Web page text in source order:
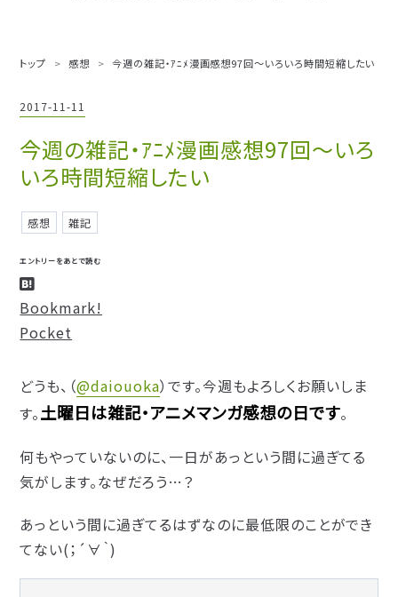
トップ > 感想 > 今週の雑記・ｱﾆﾒ漫画感想97回～いろいろ時間短縮したい
2017-11-11
今週の雑記・ｱﾆﾒ漫画感想97回～いろ
いろ時間短縮したい
感想 雑記
エントリーをあとで読む
Bookmark!
Pocket
どうも、（@daiouoka）です。今週もよろしくお願いしま
す。土曜日は雑記・アニメマンガ感想の日です。
何もやっていないのに、一日があっという間に過ぎてる
気がします。なぜだろう…？
あっという間に過ぎてるはずなのに最低限のことができ
てない(；´∀｀)